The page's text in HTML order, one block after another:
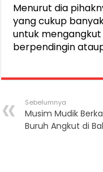
Menurut dia
yang cukup
untuk
berpendingin
Sebelumnya
Musim Mudik
Buruh Angkut di